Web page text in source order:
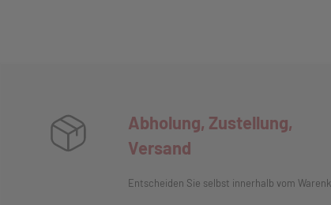
Abholung, Zustellung,
Versand
Entscheiden Sie selbst innerhalb vom